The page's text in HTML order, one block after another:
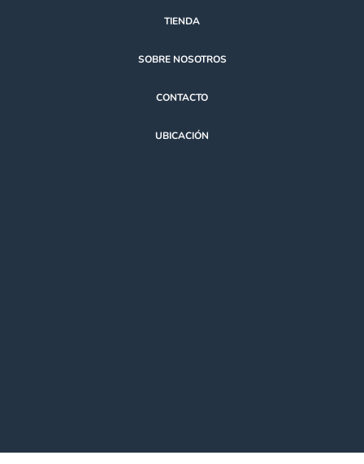
TIENDA
SOBRE NOSOTROS
CONTACTO
UBICACIÓN